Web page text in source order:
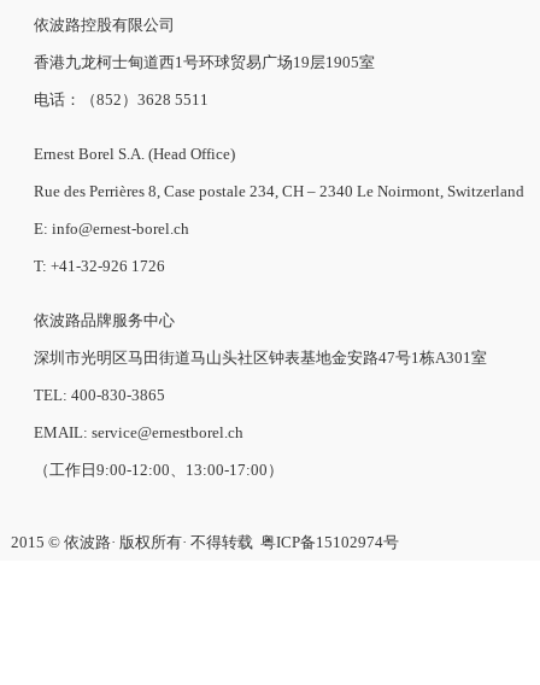
依波路控股有限公司
香港九龙柯士甸道西1号环球贸易广场19层1905室
电话：（852）3628 5511
Ernest Borel S.A. (Head Office)
Rue des Perrières 8, Case postale 234, CH – 2340 Le Noirmont, Switzerland
E: info@ernest-borel.ch
T: +41-32-926 1726
依波路品牌服务中心
深圳市光明区马田街道马山头社区钟表基地金安路47号1栋A301室
TEL: 400-830-3865
EMAIL: service@ernestborel.ch
（工作日9:00-12:00、13:00-17:00）
2015 © 依波路· 版权所有· 不得转载粤ICP备15102974号